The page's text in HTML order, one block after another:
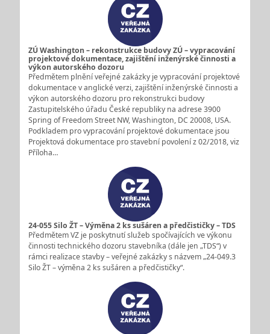
ZÚ Washington – rekonstrukce budovy ZÚ – vypracování
projektové dokumentace, zajištění inženýrské činnosti a
výkon autorského dozoru
Předmětem plnění veřejné zakázky je vypracování projektové
dokumentace v anglické verzi, zajištění inženýrské činnosti a
výkon autorského dozoru pro rekonstrukci budovy
Zastupitelského úřadu České republiky na adrese 3900
Spring of Freedom Street NW, Washington, DC 20008, USA.
Podkladem pro vypracování projektové dokumentace jsou
Projektová dokumentace pro stavební povolení z 02/2018, viz
Příloha…
24-055 Silo ŽT – Výměna 2 ks sušáren a předčističky – TDS
Předmětem VZ je poskytnutí služeb spočívajících ve výkonu
činnosti technického dozoru stavebníka (dále jen „TDS“) v
rámci realizace stavby – veřejné zakázky s názvem „24-049.3
Silo ŽT – výměna 2 ks sušáren a předčističky“.